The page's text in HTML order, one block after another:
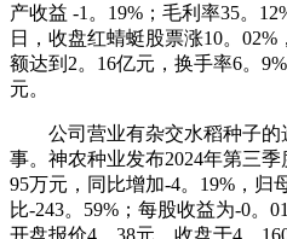
产收益 -1。19%；毛利率35。
日，收盘红蜻蜓股票涨10。
额达到2。16亿元，换手率6。
元。
公司营业有杂交水稻种子的
事。神农种业发布2024年第三季
95万元，同比增加-4。19%，归
比-243。59%；每股收益为-0。
开盘报价4。38元，收盘于4。